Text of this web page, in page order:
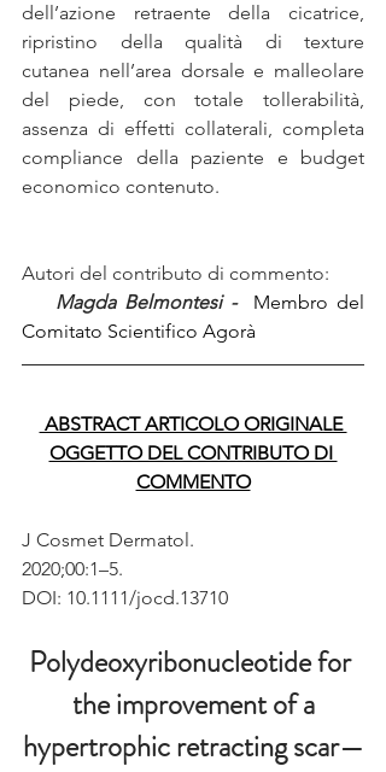
dell’azione retraente della cicatrice,
ripristino della qualità di texture
cutanea nell’area dorsale e malleolare
del piede, con totale tollerabilità,
assenza di effetti collaterali, completa
compliance della paziente e budget
economico contenuto.
Autori del contributo di commento:
  Magda Belmontesi -
Membro del
Comitato Scientifico Agorà
ABSTRACT ARTICOLO ORIGINALE
OGGETTO DEL CONTRIBUTO DI
COMMENTO
J Cosmet Dermatol.
2020;00:1–5.
DOI: 10.1111/jocd.13710
Polydeoxyribonucleotide for
the improvement of a
hypertrophic retracting scar—